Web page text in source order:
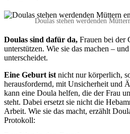
Doulas stehen werdenden
Doulas sind dafür da, Frauen bei der
unterstützen. Wie sie das machen –
unterscheidet.
Eine Geburt ist nicht nur körperlich,
herausfordernd, mit Unsicherheit und
kann eine Doula helfen, die der Frau
steht. Dabei ersetzt sie nicht die
Arbeit. Wie sie das macht, erzählt
Protokoll: